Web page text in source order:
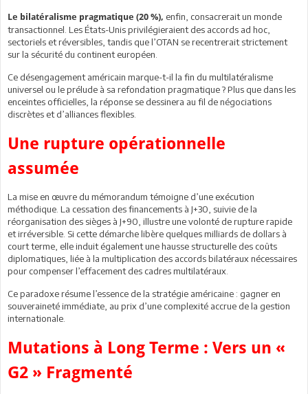
Le bilatéralisme pragmatique (20 %), enfin, consacrerait un monde
transactionnel. Les États-Unis privilégieraient des accords ad hoc,
sectoriels et réversibles, tandis que l’OTAN se recentrerait strictement
sur la sécurité du continent européen.
Ce désengagement américain marque-t-il la fin du multilatéralisme
universel ou le prélude à sa refondation pragmatique ? Plus que dans les
enceintes officielles, la réponse se dessinera au fil de négociations
discrètes et d’alliances flexibles.
Une rupture opérationnelle
assumée
La mise en œuvre du mémorandum témoigne d’une exécution
méthodique. La cessation des financements à J+30, suivie de la
réorganisation des sièges à J+90, illustre une volonté de rupture rapide
et irréversible. Si cette démarche libère quelques milliards de dollars à
court terme, elle induit également une hausse structurelle des coûts
diplomatiques, liée à la multiplication des accords bilatéraux nécessaires
pour compenser l’effacement des cadres multilatéraux.
Ce paradoxe résume l’essence de la stratégie américaine : gagner en
souveraineté immédiate, au prix d’une complexité accrue de la gestion
internationale.
Mutations à Long Terme : Vers un «
G2 » Fragmenté